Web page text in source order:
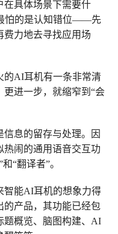
在具体场景下需要什
怕的是认知错位——先
费力地去寻找应用场
的AI耳机有一条非常清
进一步，就缩窄到“会
息的留存与处理。因
热闹的通用语音交互功
“翻译者”。
智能AI耳机的想象力得
的产品，其功能已经包
题概览、脑图构建、AI